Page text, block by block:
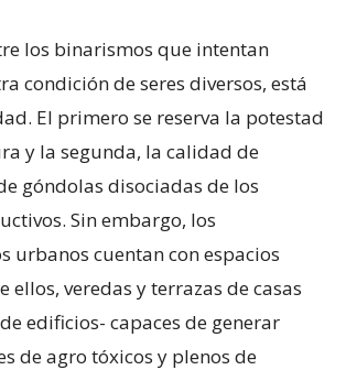
los binarismos que intentan
condición de seres diversos, está
El primero se reserva la potestad
y la segunda, la calidad de
góndolas disociadas de los
Sin embargo, los
urbanos cuentan con espacios
ellos, veredas y terrazas de casas
edificios- capaces de generar
de agro tóxicos y plenos de